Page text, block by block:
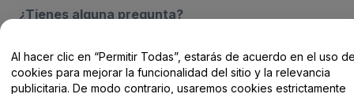
¿Tienes alguna pregunta?
Centro de Ayuda / Contacto
Al hacer clic en “Permitir Todas”, estarás de acuerdo en el uso
cookies para mejorar la funcionalidad del sitio y la relevancia
publicitaria. De modo contrario, usaremos cookies estrictamente